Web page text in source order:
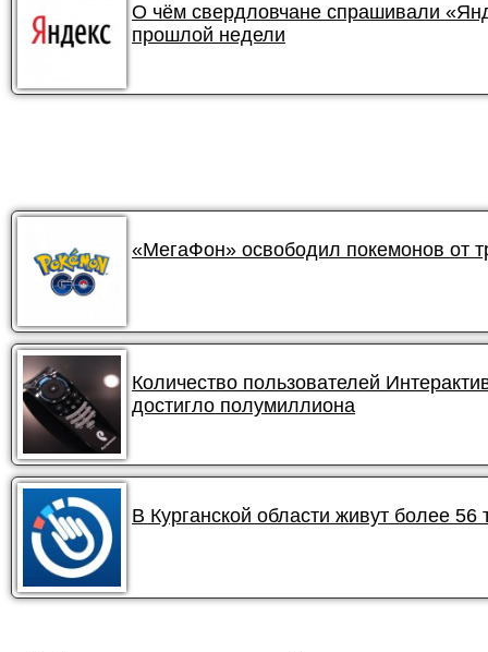
О чём свердловчане спрашивали
прошлой недели
«МегаФон» освободил покемонов от
Количество пользователей
достигло полумиллиона
В Курганской области живут более